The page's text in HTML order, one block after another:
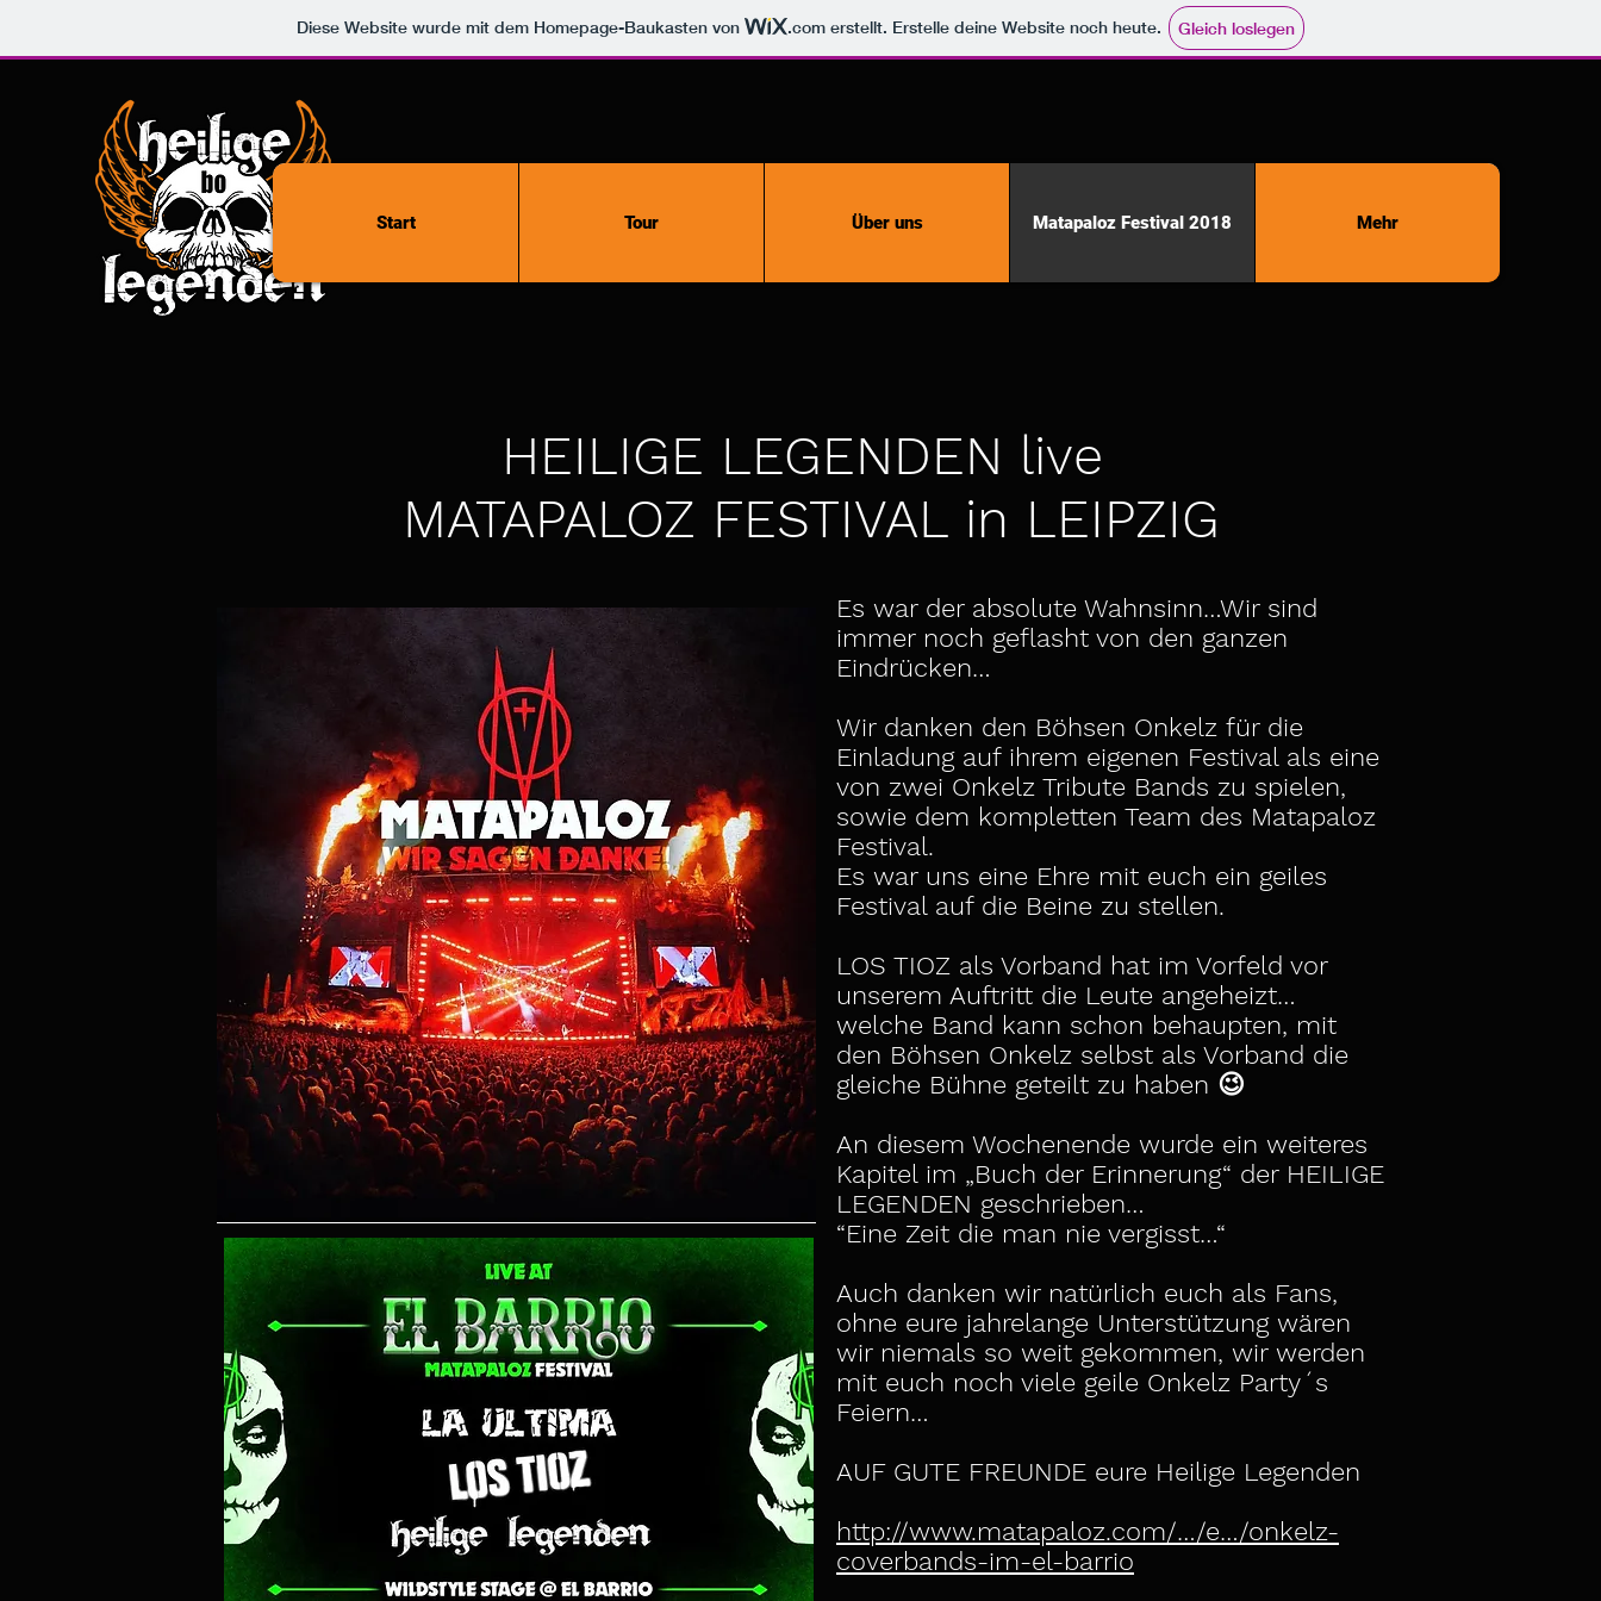
Diese Website wurde mit dem Homepage-Baukasten von .com erstellt. Erstelle deine Website noch heute. Gleich loslegen
Start Tour Über uns Matapaloz Festival 2018 Mehr
Es war der absolute Wahnsinn…Wir sind
immer noch geflasht von den ganzen
Eindrücken…
Wir danken den Böhsen Onkelz für die
Einladung auf ihrem eigenen Festival als eine
von zwei Onkelz Tribute Bands zu spielen,
sowie dem kompletten Team des Matapaloz
Festival.
Es war uns eine Ehre mit euch ein geiles
Festival auf die Beine zu stellen.
LOS TIOZ als Vorband hat im Vorfeld vor
unserem Auftritt die Leute angeheizt…
welche Band kann schon behaupten, mit
den Böhsen Onkelz selbst als Vorband die
gleiche Bühne geteilt zu haben 😉
An diesem Wochenende wurde ein weiteres
Kapitel im „Buch der Erinnerung“ der HEILIGE
LEGENDEN geschrieben…
“Eine Zeit die man nie vergisst…“
Auch danken wir natürlich euch als Fans,
ohne eure jahrelange Unterstützung wären
wir niemals so weit gekommen, wir werden
mit euch noch viele geile Onkelz Party´s
Feiern…
AUF GUTE FREUNDE eure Heilige Legenden
http://www.matapaloz.com/…/e…/onkelz-
coverbands-im-el-barrio
HEILIGE LEGENDEN live
MATAPALOZ FESTIVAL in LEIPZIG